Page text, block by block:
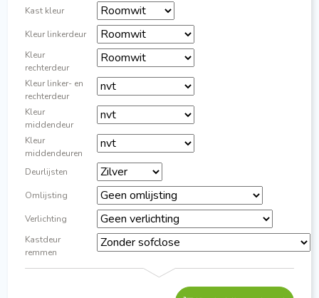
Kast kleur
Kleur linkerdeur
Kleur
rechterdeur
Kleur linker- en
rechterdeur
Kleur
middendeur
Kleur
middendeuren
Deurlijsten
Omlijsting
Verlichting
Kastdeur
remmen